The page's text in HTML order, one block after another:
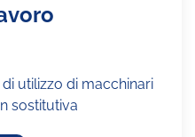
utilizzo di macchinari
sostitutiva